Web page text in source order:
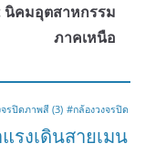
นิคมอุตสาหกรรม
ภาคเหนือ
รปิดภาพสี (3) #กล้องวงจรปิด
รงเดินสายเมน